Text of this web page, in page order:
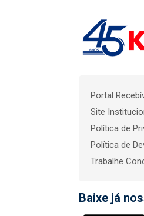
Portal
Site
Política de
Política de
Trabalhe
Baixe já